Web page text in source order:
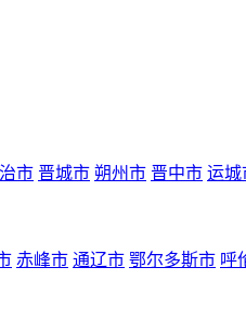
市 晋城市 朔州市 晋中市 运城
赤峰市 通辽市 鄂尔多斯市 呼